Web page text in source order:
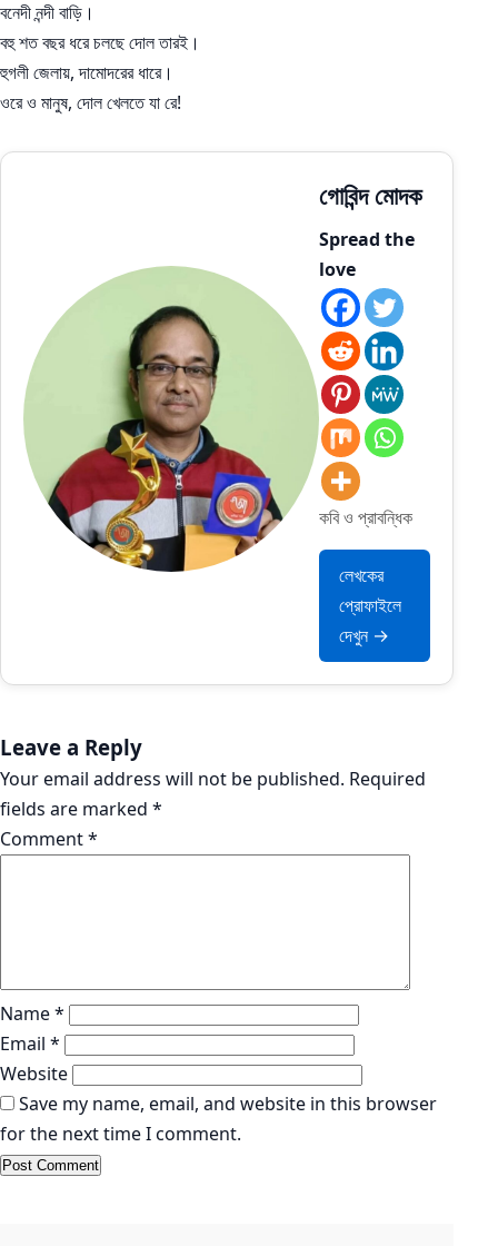
বনেদী নন্দী বাড়ি।
বহু শত বছর ধরে চলছে দোল তারই।
হুগলী জেলায়, দামোদরের ধারে।
ওরে ও মানুষ, দোল খেলতে যা রে!
গোবিন্দ মোদক
Spread the
love
কবি ও প্রাবন্ধিক
লেখকের
প্রোফাইলে
দেখুন →
Leave a Reply
Your email address will not be published. Required
fields are marked *
Comment*
Name*
Email *
Website
Save my name, email, and website in this browser
for the next time I comment.